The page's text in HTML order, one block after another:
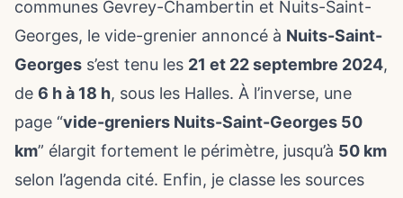
communes Gevrey-Chambertin et Nuits-Saint-
Georges, le vide-grenier annoncé à Nuits-Saint-
Georges s’est tenu les 21 et 22 septembre 2024,
de 6 h à 18 h, sous les Halles. À l’inverse, une
page “vide-greniers Nuits-Saint-Georges 50
km” élargit fortement le périmètre, jusqu’à 50 km
selon l’agenda cité. Enfin, je classe les sources